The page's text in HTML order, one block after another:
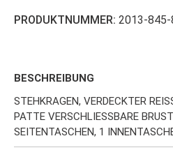
PRODUKTNUMMER: 2013-
BESCHREIBUNG
STEHKRAGEN, VERDECKTER
ATTE VERSCHLIESSBARE
ITENTASCHEN, 1